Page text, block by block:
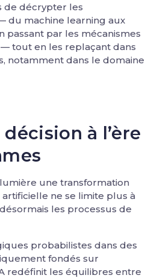
de décrypter les
du machine learning aux
passant par les mécanismes
tout en les replaçant dans
notamment dans le domaine
à l’ère
lumière une transformation
ne se limite plus à
les processus de
probabilistes dans des
fondés sur
redéfinit les équilibres entre